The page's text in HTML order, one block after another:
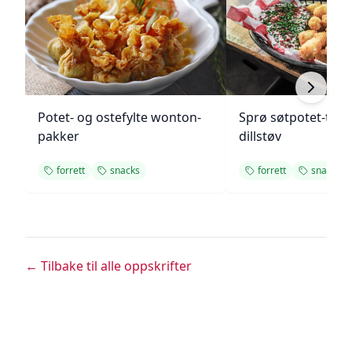
Potet- og ostefylte wonton-
pakker
forrett snacks
Sprø søtpotet-tots
dillstøv
forrett snacks
← Tilbake til alle oppskrifter